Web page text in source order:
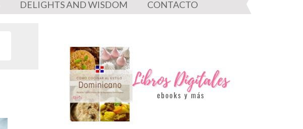
DELIGHTS AND WISDOM CONTACTO